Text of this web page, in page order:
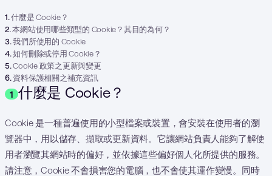
1.什麼是 Cookie？
2.本網站使用哪些類型的 Cookie？其目的為何？
3.我們所使用的 Cookie
4.如何刪除或停用 Cookie？
5.Cookie 政策之更新與變更
6. 資料保護相關之補充資訊
1 什麼是 Cookie？
Cookie 是一種普遍使用的小型檔案或裝置，會安裝在使用者的瀏
覽器中，用以儲存、擷取或更新資料。它讓網站負責人能夠了解使
用者瀏覽其網站時的偏好，並依據這些偏好個人化所提供的服務。
請注意，Cookie 不會損害您的電腦，也不會使其運作變慢。同時